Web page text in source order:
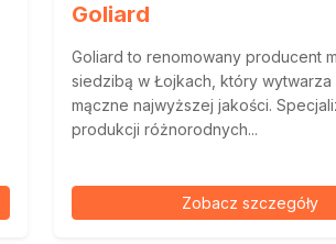
Goliard
Goliard to renomowany producent
siedzibą w Łojkach, który
mączne najwyższej jakości.
produkcji różnorodnych...
Zobacz szczegóły